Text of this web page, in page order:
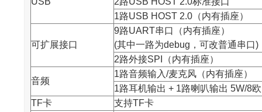
1路USB HOST 2.0（内有插座）
可扩展接口
9路UART串口（内有插座）
(其中一路为debug，可改普通串口)
2路外接SPI（内有插座）
音频
1路音频输入/麦克风（内有插座）
1路耳机输出 + 1路喇叭输出 5W/8
TF卡
支持TF卡